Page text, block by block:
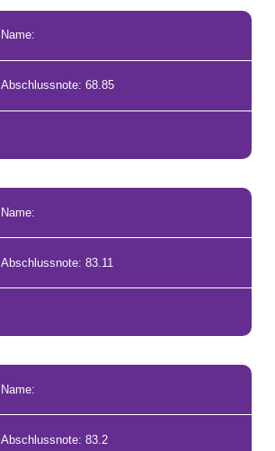
Name:
Abschlussnote: 68.85
Name:
Abschlussnote: 83.11
Name:
Abschlussnote: 83.2